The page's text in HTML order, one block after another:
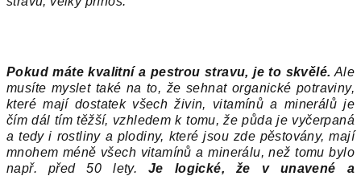
Pokud máte kvalitní a pestrou stravu, je to skvělé. Ale
musíte myslet také na to, že sehnat organické potraviny,
které mají dostatek všech živin, vitamínů a minerálů je
čím dál tím těžší, vzhledem k tomu, že půda je vyčerpaná
a tedy i rostliny a plodiny, které jsou zde pěstovány, mají
mnohem méně všech vitamínů a minerálu, než tomu bylo
např. před 50 lety.Je logické, že v unavené a